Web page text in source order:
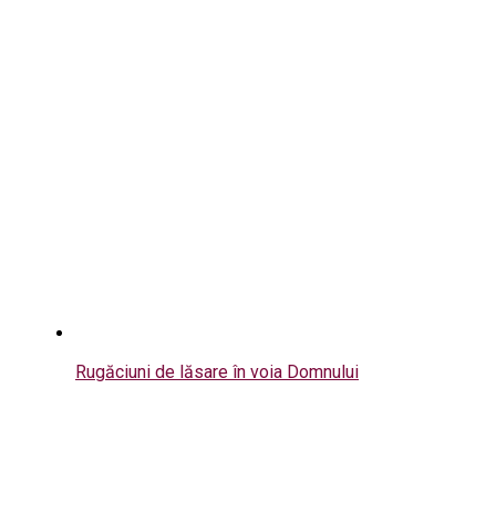
Rugăciuni de lăsare în voia Domnului